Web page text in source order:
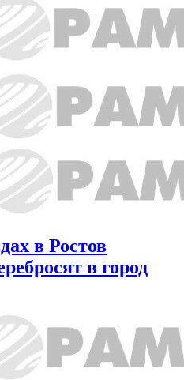
в Ростов
в город